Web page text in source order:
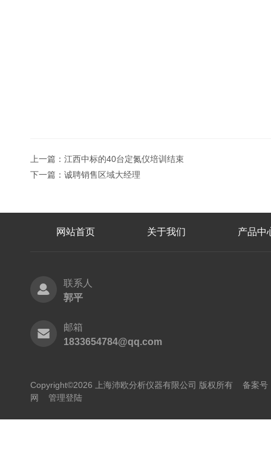
上一篇： 江西中标的40台定氮仪培训结束
下一篇： 诚聘销售区域大经理
网站首页 关于我们 产品中
联系人
郭平
邮箱
1833654784@qq.com
Copyright©2026 上海沛欧分析仪器有限公司 版权所有 备案号
网
管理登陆